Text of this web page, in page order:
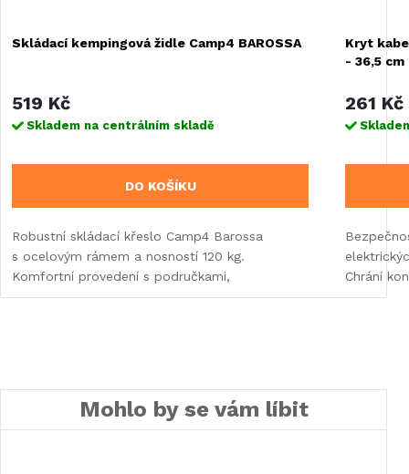
Skládací kempingová židle Camp4 BAROSSA
519 Kč
Skladem na centrálním skladě
DO KOŠÍKU
Robustní skládací křeslo Camp4 Barossa
s ocelovým rámem a nosností 120 kg.
Komfortní provedení s područkami,
Kryt
- 36,5 cm
261 Kč
Chrání
Mohlo by se vám líbit